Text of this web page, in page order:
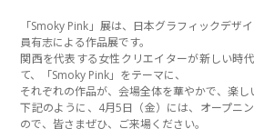
「Smoky Pink」展は、日本グラフィックデザ
員有志による作品展です。
関西を代表する女性クリエイターが新しい時
て、「Smoky Pink」をテーマに、
それぞれの作品が、会場全体を華やかで、楽し
下記のように、4月5日（金）には、オープニ
ので、皆さまぜひ、ご来場ください。